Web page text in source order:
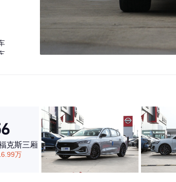
克斯三厢
万